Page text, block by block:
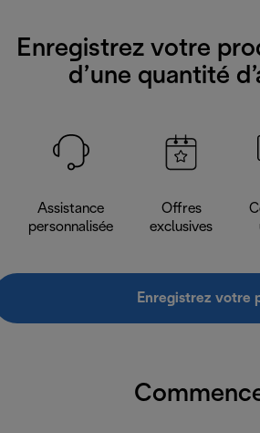
Enregistrez votre
d’une quantité
Assistance
personnalisée
Offres
exclusives
Enregistrez votre